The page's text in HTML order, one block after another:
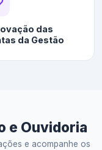
das
da Gestão
e Ouvidoria
e acompanhe os